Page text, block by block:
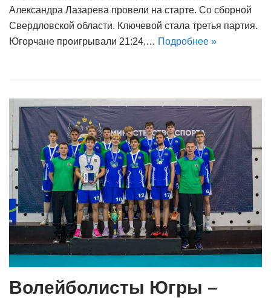
Александра Лазарева провели на старте. Со сборной
Свердловской области. Ключевой стала третья партия.
Югорчане проигрывали 21:24,… Подробнее »
Волейболисты Югры –